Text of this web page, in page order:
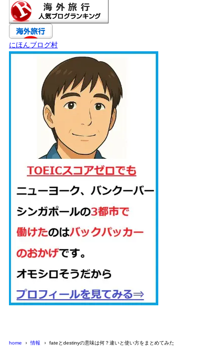
にほんブログ村
home 情報 fateとdestinyの意味は何？違いと使い方をまとめてみた